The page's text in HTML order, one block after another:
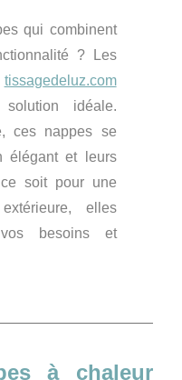
qui combinent
? Les
tissagedeluz.com
idéale.
ces nappes se
élégant et leurs
soit pour une
elles
besoins et
à chaleur